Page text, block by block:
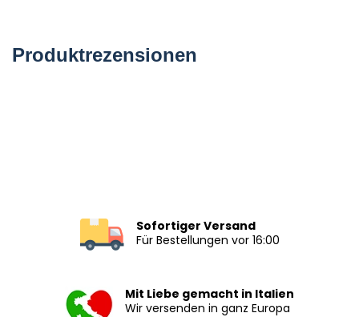
Produktrezensionen
Sofortiger Versand
Für Bestellungen vor 16:00
Mit Liebe gemacht in Italien
Wir versenden in ganz Europa